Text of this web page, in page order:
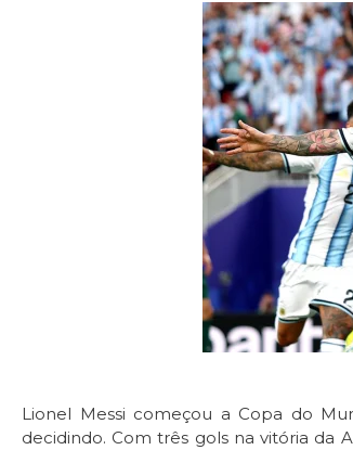
Lionel Messi começou a Copa do
decidindo. Com três gols na vitória da